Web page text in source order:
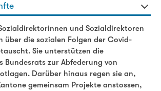
und Sozialdirektoren
über die sozialen Folgen der Covid-
Sie unterstützen die
Bundesrats zur Abfederung von
Darüber hinaus regen sie an,
gemeinsam Projekte anstossen,